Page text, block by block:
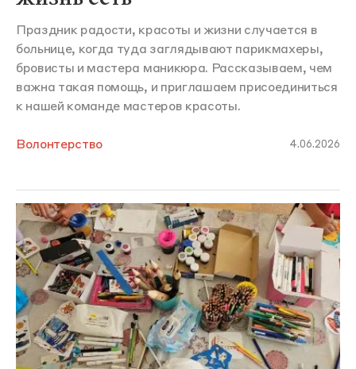
Праздник радости, красоты и жизни случается в
больнице, когда туда заглядывают парикмахеры,
бровисты и мастера маникюра. Рассказываем, чем
важна такая помощь, и приглашаем присоединиться
к нашей команде мастеров красоты.
Волонтерство 4.06.2026